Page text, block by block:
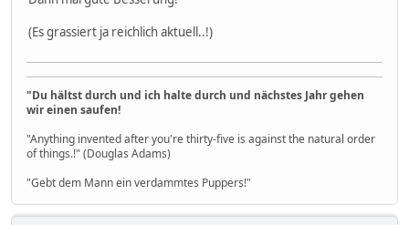
(Es grassiert ja reichlich aktuell..!)
"Du hältst durch und ich halte durch und nächstes Jahr gehen
wir einen saufen!
"Anything invented after you're thirty-five is against the natural order
of things.!" (Douglas Adams)
"Gebt dem Mann ein verdammtes Puppers!"